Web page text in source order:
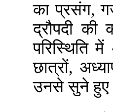
का प्रसंग,
द्रौपदी
परिस्थिति
छात्रों,
उनसे सुने हुए